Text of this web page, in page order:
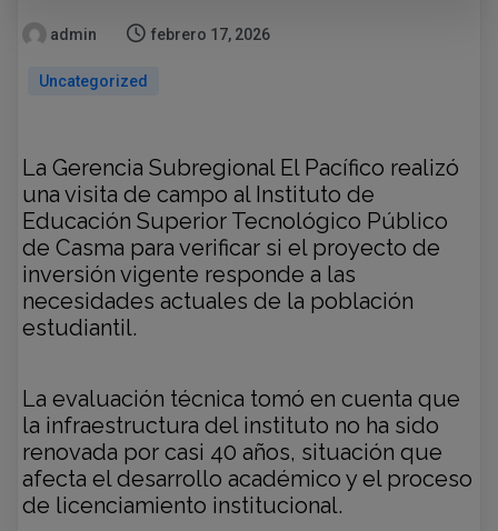
admin febrero 17, 2026
Uncategorized
La Gerencia Subregional El Pacífico realizó
una visita de campo al Instituto de
Educación Superior Tecnológico Público
de Casma para verificar si el proyecto de
inversión vigente responde a las
necesidades actuales de la población
estudiantil.
La evaluación técnica tomó en cuenta que
la infraestructura del instituto no ha sido
renovada por casi 40 años, situación que
afecta el desarrollo académico y el proceso
de licenciamiento institucional.